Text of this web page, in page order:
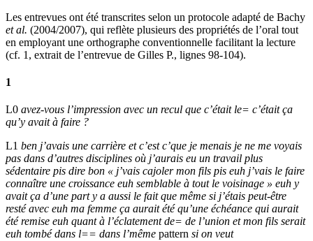
Les entrevues ont été transcrites selon un protocole adapté de Bachy
et al. (2004/2007), qui reflète plusieurs des propriétés de l’oral tout
en employant une orthographe conventionnelle facilitant la lecture
(cf. 1, extrait de l’entrevue de Gilles P., lignes 98-104).
1
L0 avez-vous l’impression avec un recul que c’était le= c’était ça
qu’y avait à faire ?
L1 ben j’avais une carrière et c’est c’que je menais je ne me voyais
pas dans d’autres disciplines où j’aurais eu un travail plus
sédentaire pis dire bon « j’vais cajoler mon fils pis euh j’vais le faire
connaître une croissance euh semblable à tout le voisinage » euh y
avait ça d’une part y a aussi le fait que même si j’étais peut-être
resté avec euh ma femme ça aurait été qu’une échéance qui aurait
été remise euh quant à l’éclatement de= de l’union et mon fils serait
euh tombé dans l== dans l’même pattern si on veut